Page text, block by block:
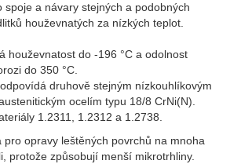
spoje a návary stejných a podobných
houževnatých za nízkých teplot.
houževnatost do -196 °C a odolnost
do 350 °C.
druhově stejným nízkouhlíkovým
ocelím typu 18/8 CrNi(N).
1.2311, 1.2312 a 1.2738.
pro opravy leštěných povrchů na mnoha
protože způsobují menší mikrotrhliny.